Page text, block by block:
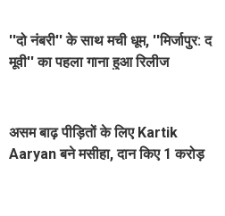
''दो नंबरी'' के साथ मची धूम, ''मिर्जापुर: द
मूवी'' का पहला गाना हुआ रिलीज
असम बाढ़ पीड़ितों के लिए Kartik
Aaryan बने मसीहा, दान किए 1 करोड़